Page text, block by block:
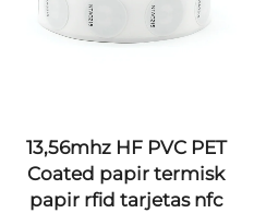
13,56mhz HF PVC PET
Coated papir termisk
papir rfid tarjetas nfc